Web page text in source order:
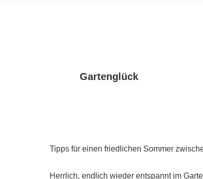
Gartenglück
Tipps für einen friedlichen Sommer
Herrlich, endlich wieder entspannt im